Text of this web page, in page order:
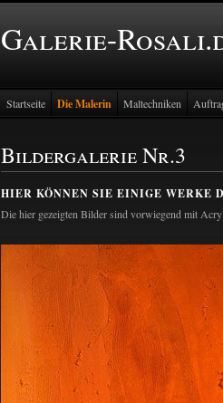
Galerie-
Startseite Die Malerin Maltechniken
Bildergalerie Nr.3
HIER KÖNNEN SIE EINIGE WERKE
Die hier gezeigten Bilder sind vorwiegend mit